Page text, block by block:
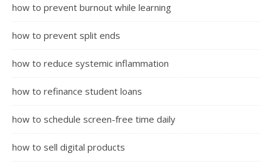
how to prevent burnout while learning
how to prevent split ends
how to reduce systemic inflammation
how to refinance student loans
how to schedule screen-free time daily
how to sell digital products